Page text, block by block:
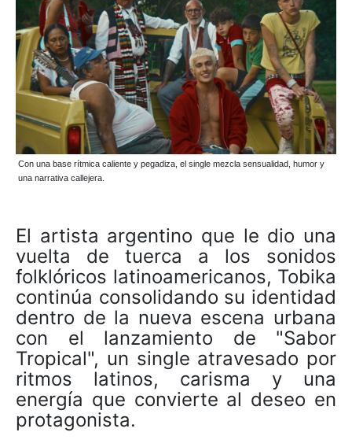
Con una base rítmica caliente y pegadiza, el single mezcla sensualidad, humor y
una narrativa callejera.
El artista argentino que le dio una
vuelta de tuerca a los sonidos
folklóricos latinoamericanos, Tobika
continúa consolidando su identidad
dentro de la nueva escena urbana
con el lanzamiento de "Sabor
Tropical", un single atravesado por
ritmos latinos, carisma y una
energía que convierte al deseo en
protagonista.